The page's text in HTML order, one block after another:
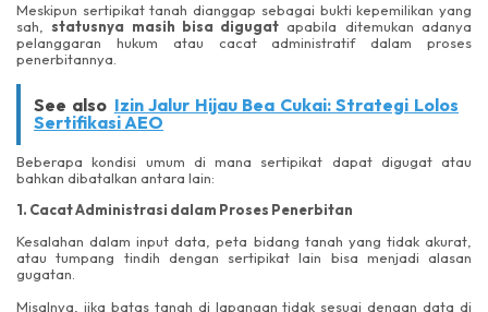
Meskipun sertipikat tanah dianggap sebagai bukti kepemilikan yang
sah,statusnya masih bisa digugat apabila ditemukan adanya
pelanggaran hukum atau cacat administratif dalam proses
penerbitannya.
See also Izin Jalur Hijau Bea Cukai: Strategi Lolos
Sertifikasi AEO
Beberapa kondisi umum di mana sertipikat dapat digugat atau
bahkan dibatalkan antara lain:
1. Cacat Administrasi dalam Proses Penerbitan
Kesalahan dalam input data, peta bidang tanah yang tidak akurat,
atau tumpang tindih dengan sertipikat lain bisa menjadi alasan
gugatan.
Misalnya, jika batas tanah di lapangan tidak sesuai dengan data di